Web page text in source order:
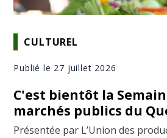
CULTUREL
Publié le 27 juillet 2026
C'est bientôt la
marchés publics du
Présentée par L’Union des